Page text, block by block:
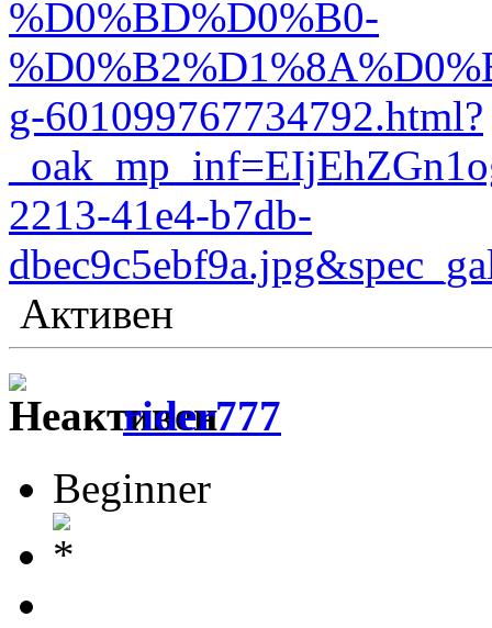
%D0%BD%D0%B0-
g-601099767734792.html?
2213-41e4-b7db-
Активен
rider777
Beginner